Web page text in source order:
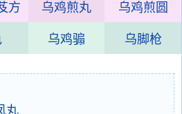
方 乌鸡煎丸 乌鸡煎圆
乌鸡骟 乌脚枪
丸